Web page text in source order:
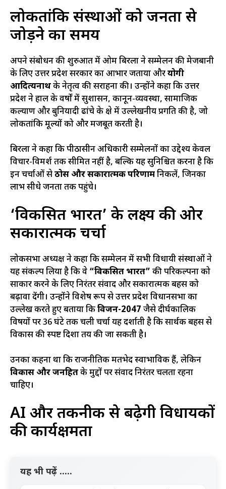
लोकतांत्रिक संस्थाओं को जनता से
जोड़ने का समय
अपने संबोधन की शुरुआत में ओम बिरला ने सम्मेलन की मेजबानी
के लिए उत्तर प्रदेश सरकार का आभार जताया औरयोगी
आदित्यनाथके नेतृत्व की सराहना की। उन्होंने कहा कि उत्तर
प्रदेश ने हाल के वर्षों में सुशासन, कानून-व्यवस्था, सामाजिक
कल्याण और बुनियादी ढांचे के क्षेत्र में उल्लेखनीय प्रगति की है, जो
लोकतांत्रिक मूल्यों को और मजबूत करती है।
बिरला ने कहा कि पीठासीन अधिकारी सम्मेलनों का उद्देश्य केवल
विचार-विमर्श तक सीमित नहीं है, बल्कि यह सुनिश्चित करना है कि
इन चर्चाओं सेठोस और सकारात्मक परिणामनिकलें, जिनका
लाभ सीधे जनता तक पहुंचे।
‘विकसित भारत’ के लक्ष्य की ओर
सकारात्मक चर्चा
लोकसभा अध्यक्ष ने कहा कि सम्मेलन में सभी विधायी संस्थाओं ने
यह संकल्प लिया है कि वे “विकसित भारत” की परिकल्पना को
साकार करने के लिए निरंतर संवाद और सकारात्मक बहस को
बढ़ावा देंगी। उन्होंने विशेष रूप से उत्तर प्रदेश विधानसभा का
उल्लेख करते हुए बताया किविजन-2047 जैसे दीर्घकालिक
विषयों पर 36 घंटे तक चली चर्चा यह दर्शाती है कि सार्थक बहस से
विकास की स्पष्ट दिशा तय की जा सकती है।
उनका कहना था कि राजनीतिक मतभेद स्वाभाविक हैं, लेकिन
विकास और जनहितके मुद्दों पर संवाद निरंतर चलता रहना
चाहिए।
AI और तकनीक से बढ़ेगी विधायकों
की कार्यक्षमता
यह भी पढ़ें .....